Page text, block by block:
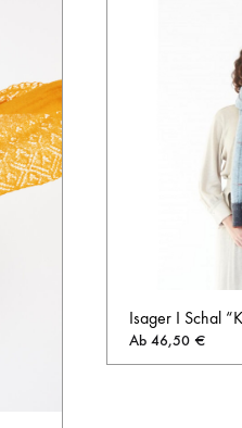
Isager I Schal
Ab 46,50 €